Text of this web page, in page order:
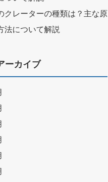
クレーターの種類は？主な原
法について解説
ーカイブ